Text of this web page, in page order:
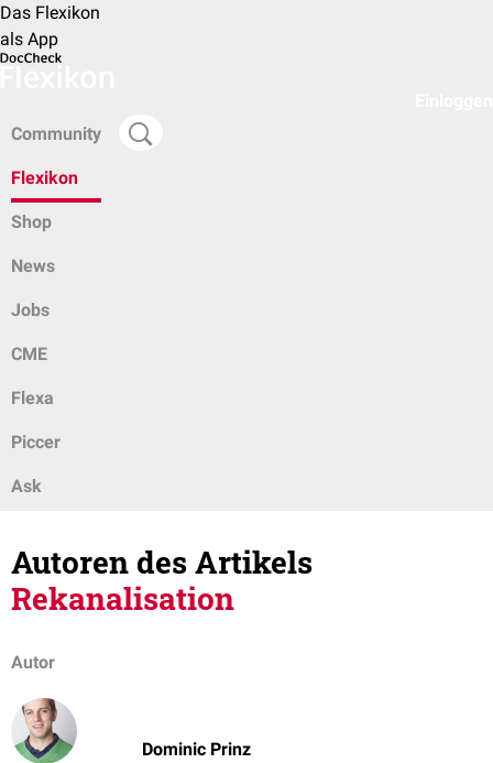
Das Flexikon
als App
Community
Flexikon
Shop
News
Jobs
CME
Flexa
Piccer
Ask
Autoren des Artikels
Rekanalisation
Autor
Dominic Prinz